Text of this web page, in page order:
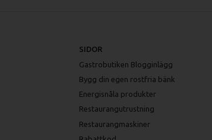
SIDOR
Gastrobutiken Blogginlägg
Bygg din egen rostfria bänk
Energisnåla produkter
Restaurangutrustning
Restaurangmaskiner